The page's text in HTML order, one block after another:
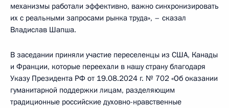
механизмы работали эффективно, важно синхронизировать
их с реальными запросами рынка труда», – сказал
Владислав Шапша.
В заседании приняли участие переселенцы из США, Канады
и Франции, которые переехали в нашу страну благодаря
Указу Президента РФ от 19.08.2024 г. № 702 «Об оказании
гуманитарной поддержки лицам, разделяющим
традиционные российские духовно-нравственные